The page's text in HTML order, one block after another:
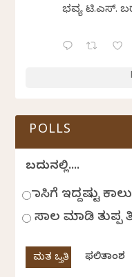
ಭವ್ಯ ಟಿ.ಎಸ್.
POLLS
ಬದುಕಿನಲ್ಲಿ....
ಹಾಸಿಗೆ ಇದ್ದಷ್ಟು
ಸಾಲ ಮಾಡಿ ತುಪ್ಪ
ಫಲಿತಾಂಶ